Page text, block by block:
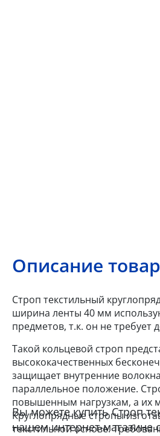
Описание
Строп текстильный
ширина ленты 40 мм
предметов, т.к. он не
Такой кольцевой строп
высококачественных
защищает внутренние
параллельное положение.
повышенным нагрузкам, а их
Круглопрядные стропы
текстильной основе.
Вы можете купить Строп
нашем интернет-магазине